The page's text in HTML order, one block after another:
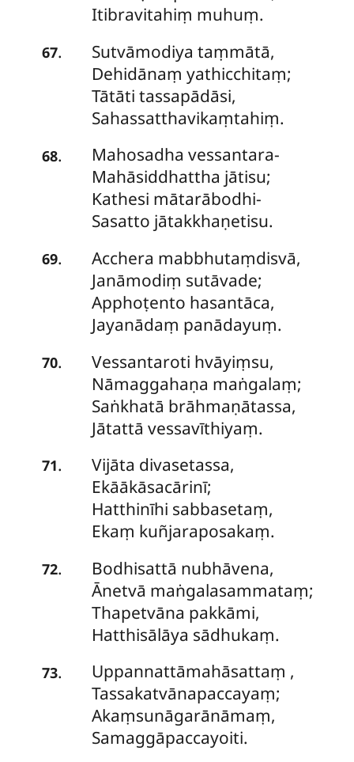
Itibravitahiṃ muhuṃ.
67. Sutvāmodiya taṃmātā,
Dehidānaṃ yathicchitaṃ;
Tātāti tassapādāsi,
Sahassatthavikaṃtahiṃ.
68.
Mahosadha vessantara-
Mahāsiddhattha jātisu;
Kathesi mātarābodhi-
Sasatto jātakkhaṇetisu.
69.
Acchera mabbhutaṃdisvā,
Janāmodiṃ sutāvade;
Apphoṭento hasantāca,
Jayanādaṃ panādayuṃ.
70. Vessantaroti hvāyiṃsu,
Nāmaggahaṇa maṅgalaṃ;
Saṅkhatā brāhmaṇātassa,
Jātattā vessavīthiyaṃ.
71.
Vijāta divasetassa,
Ekāākāsacārinī;
Hatthinīhi sabbasetaṃ,
Ekaṃ kuñjaraposakaṃ.
72.
Bodhisattā nubhāvena,
Ānetvā maṅgalasammataṃ;
Thapetvāna pakkāmi,
Hatthisālāya sādhukaṃ.
73. Uppannattāmahāsattaṃ ,
Tassakatvānapaccayaṃ;
Akaṃsunāgarānāmaṃ,
Samaggāpaccayoiti.